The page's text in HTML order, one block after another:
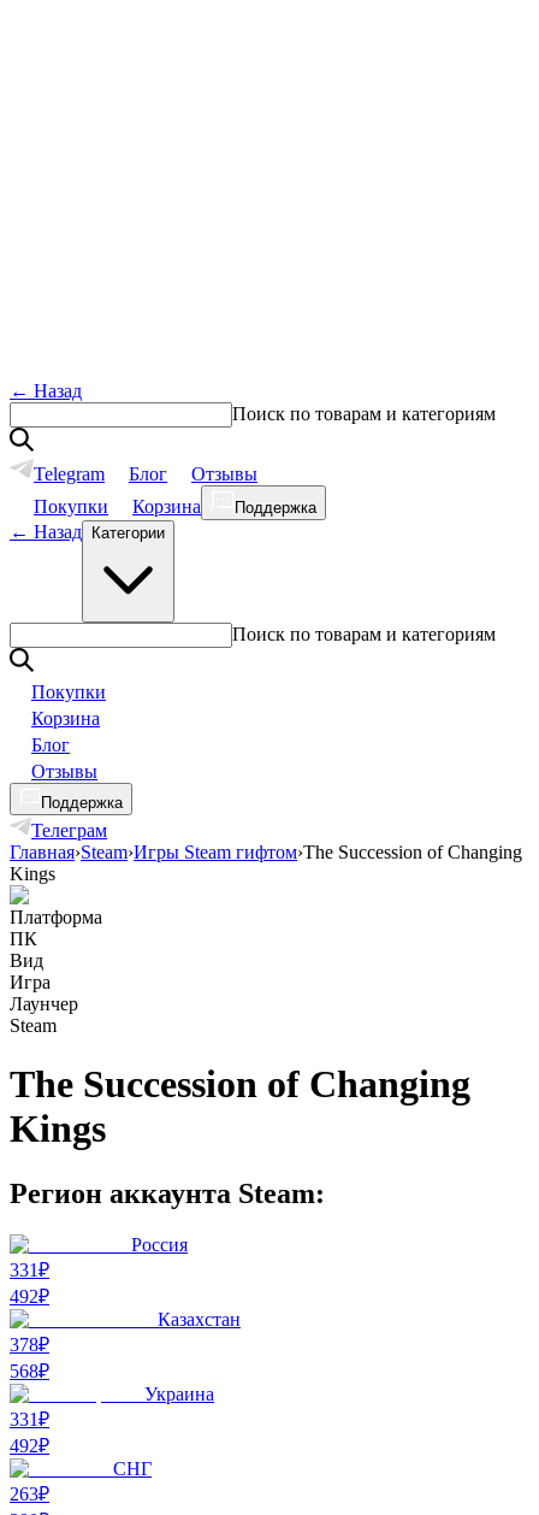
← Назад
Поиск по товарам и категориям
Telegram Блог
Отзывы
Покупки
Корзина Поддержка
← Назад Категории
Поиск по товарам и категориям
Покупки
Корзина
Блог
Отзывы
Поддержка
Телеграм
Главная›Steam›Игры Steam гифтом›The Succession of Changing
Kings
Платформа
ПК
Вид
Игра
Лаунчер
Steam
The Succession of Changing
Kings
Регион аккаунта Steam:
Россия
331₽
492₽
Казахстан
378₽
568₽
Украина
331₽
492₽
СНГ
263₽